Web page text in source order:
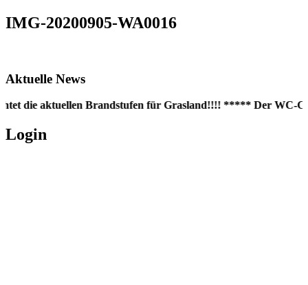
IMG-20200905-WA0016
Aktuelle News
die aktuellen Brandstufen für Grasland!!!! ***** Der WC-
Login